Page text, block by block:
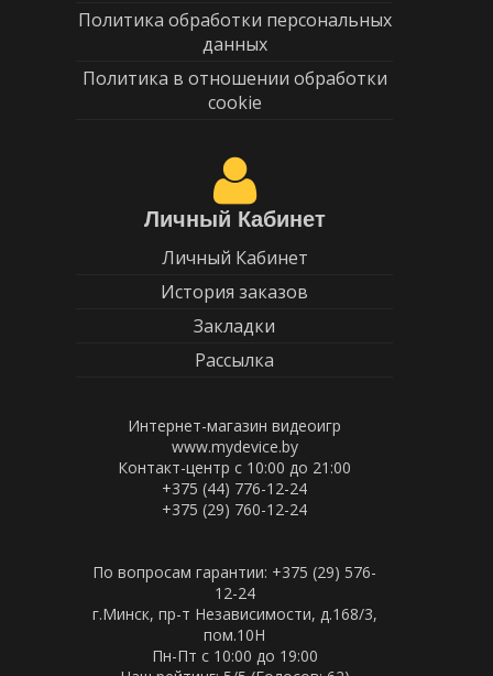
Политика обработки персональных
данных
Политика в отношении обработки
cookie
Личный Кабинет
Личный Кабинет
История заказов
Закладки
Рассылка
Интернет-магазин видеоигр
www.mydevice.by
Контакт-центр с 10:00 до 21:00
+375 (44) 776-12-24
+375 (29) 760-12-24
По вопросам гарантии: +375 (29) 576-
12-24
г.Минск, пр-т Независимости, д.168/3,
пом.10Н
Пн-Пт c 10:00 до 19:00